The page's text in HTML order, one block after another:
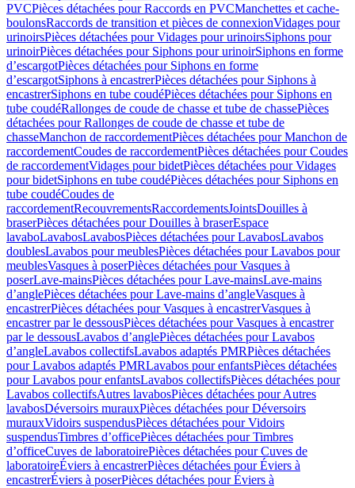
PVCPièces détachées pour Raccords en PVCManchettes et cache-
boulonsRaccords de transition et pièces de connexionVidages pour
urinoirsPièces détachées pour Vidages pour urinoirsSiphons pour
urinoirPièces détachées pour Siphons pour urinoirSiphons en forme
d’escargotPièces détachées pour Siphons en forme
d’escargotSiphons à encastrerPièces détachées pour Siphons à
encastrerSiphons en tube coudéPièces détachées pour Siphons en
tube coudéRallonges de coude de chasse et tube de chassePièces
détachées pour Rallonges de coude de chasse et tube de
chasseManchon de raccordementPièces détachées pour Manchon de
raccordementCoudes de raccordementPièces détachées pour Coudes
de raccordementVidages pour bidetPièces détachées pour Vidages
pour bidetSiphons en tube coudéPièces détachées pour Siphons en
tube coudéCoudes de
raccordementRecouvrementsRaccordementsJointsDouilles à
braserPièces détachées pour Douilles à braserEspace
lavaboLavabosLavabosPièces détachées pour LavabosLavabos
doublesLavabos pour meublesPièces détachées pour Lavabos pour
meublesVasques à poserPièces détachées pour Vasques à
poserLave-mainsPièces détachées pour Lave-mainsLave-mains
d’anglePièces détachées pour Lave-mains d’angleVasques à
encastrerPièces détachées pour Vasques à encastrerVasques à
encastrer par le dessousPièces détachées pour Vasques à encastrer
par le dessousLavabos d’anglePièces détachées pour Lavabos
d’angleLavabos collectifsLavabos adaptés PMRPièces détachées
pour Lavabos adaptés PMRLavabos pour enfantsPièces détachées
pour Lavabos pour enfantsLavabos collectifsPièces détachées pour
Lavabos collectifsAutres lavabosPièces détachées pour Autres
lavabosDéversoirs murauxPièces détachées pour Déversoirs
murauxVidoirs suspendusPièces détachées pour Vidoirs
suspendusTimbres dʼofficePièces détachées pour Timbres
dʼofficeCuves de laboratoirePièces détachées pour Cuves de
laboratoireÉviers à encastrerPièces détachées pour Éviers à
encastrerÉviers à poserPièces détachées pour Éviers à